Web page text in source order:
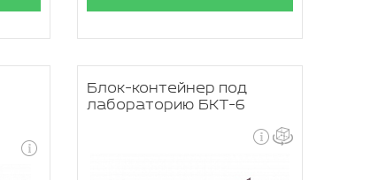
Блок-контейнер под
лабораторию БКТ-6